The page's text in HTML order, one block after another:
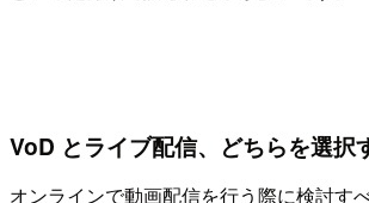
VoD とライブ配信、どちらを選択
オンラインで動画配信を行う際に検討す